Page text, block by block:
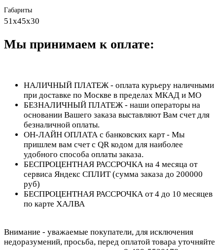
Габариты
51х45х30
Мы принимаем к оплате:
НАЛИЧНЫЙ ПЛАТЕЖ - оплата курьеру наличными
при доставке по Москве в пределах МКАД и МО
БЕЗНАЛИЧНЫЙ ПЛАТЕЖ - наши операторы на
основании Вашего заказа выставляют Вам счет для
безналичной оплаты.
ОН-ЛАЙН ОПЛАТА с банковских карт - Мы
пришлем вам счет с QR кодом для наиболее
удобного способа оплаты заказа.
БЕСПРОЦЕНТНАЯ РАССРОЧКА на 4 месяца от
сервиса Яндекс СПЛИТ (сумма заказа до 200000
руб)
БЕСПРОЦЕНТНАЯ РАССРОЧКА от 4 до 10 месяцев
по карте ХАЛВА
Внимание - уважаемые покупатели, для исключения
недоразумений, просьба, перед оплатой товара уточняйте